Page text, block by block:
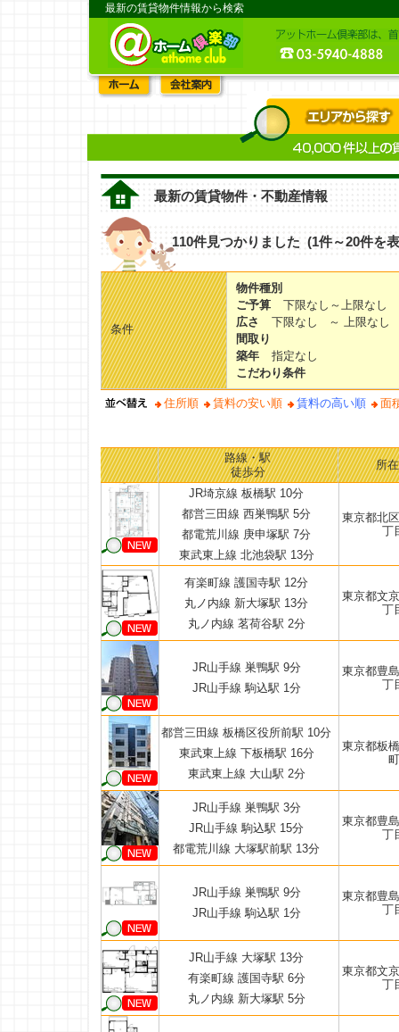
最新の賃貸物件情報から検索
最新の賃貸物件・不動産情報
110件見つかりました (1件～20件を
条件
物件種別
ご予算
下限なし～上限なし
広さ
下限なし ～ 上限なし
間取り
築年
指定なし
こだわり条件
住所順 賃料の安い順 賃料の高い順 面
路線・駅
徒歩分
所
JR埼京線 板橋駅 10分
都営三田線 西巣鴨駅 5分
都電荒川線 庚申塚駅 7分
東武東上線 北池袋駅 13分
東京都北
丁
有楽町線 護国寺駅 12分
丸ノ内線 新大塚駅 13分
丸ノ内線 茗荷谷駅 2分
東京都文
丁
JR山手線 巣鴨駅 9分
JR山手線 駒込駅 1分
東京都豊
丁
都営三田線 板橋区役所前駅 10分
東武東上線 下板橋駅 16分
東武東上線 大山駅 2分
東京都板
町
JR山手線 巣鴨駅 3分
JR山手線 駒込駅 15分
都電荒川線 大塚駅前駅 13分
東京都豊
丁
JR山手線 巣鴨駅 9分
JR山手線 駒込駅 1分
東京都豊
丁
JR山手線 大塚駅 13分
有楽町線 護国寺駅 6分
丸ノ内線 新大塚駅 5分
東京都文
丁